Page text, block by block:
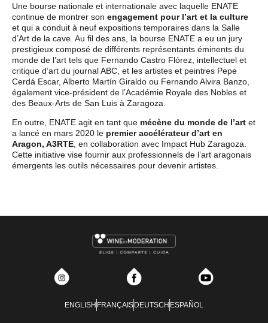
Une bourse nationale et internationale avec laquelle ENATE
continue de montrer son engagement pour l’art et la culture
et qui a conduit à neuf expositions temporaires dans la Salle
d’Art de la cave. Au fil des ans, la bourse ENATE a eu un jury
prestigieux composé de différents représentants éminents du
monde de l’art tels que Fernando Castro Flórez, intellectuel et
critique d’art du journal ABC, et les artistes et peintres Pepe
Cerdá Escar, Alberto Martín Giraldo ou Fernando Alvira Banzo,
également vice-président de l’Académie Royale des Nobles et
des Beaux-Arts de San Luis à Zaragoza.
En outre, ENATE agit en tant que mécène du monde de l’art et
a lancé en mars 2020 le premier accélérateur d’art en
Aragon, A3RTE, en collaboration avec Impact Hub Zaragoza.
Cette initiative vise fournir aux professionnels de l’art aragonais
émergents les outils nécessaires pour devenir artistes.
ENGLISH FRANÇAISDEUTSCH ESPAÑOL